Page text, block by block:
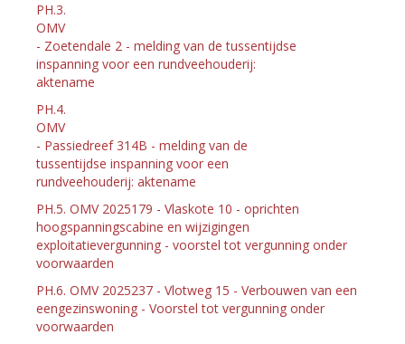
PH.3.
OMV
- Zoetendale 2 - melding van de tussentijdse
inspanning voor een rundveehouderij:
aktename
PH.4.
OMV
- Passiedreef 314B - melding van de
tussentijdse inspanning voor een
rundveehouderij: aktename
PH.5. OMV 2025179 - Vlaskote 10 - oprichten
hoogspanningscabine en wijzigingen
exploitatievergunning - voorstel tot vergunning onder
voorwaarden
PH.6. OMV 2025237 - Vlotweg 15 - Verbouwen van een
eengezinswoning - Voorstel tot vergunning onder
voorwaarden